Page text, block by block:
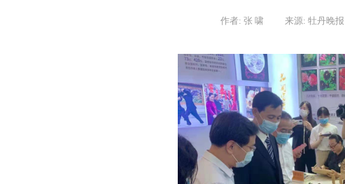
作者: 张 啸 来源: 牡丹晚报